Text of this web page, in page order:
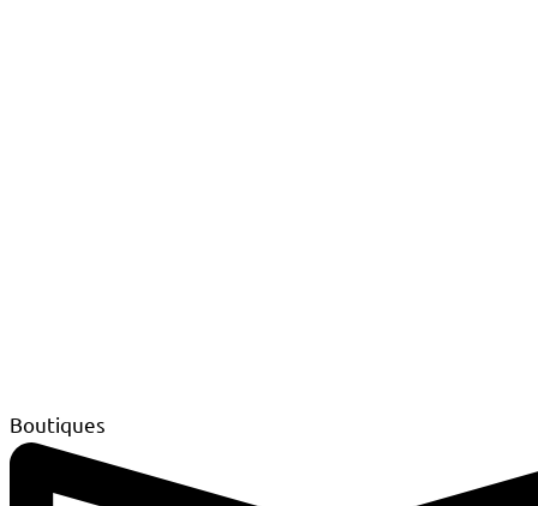
Boutiques